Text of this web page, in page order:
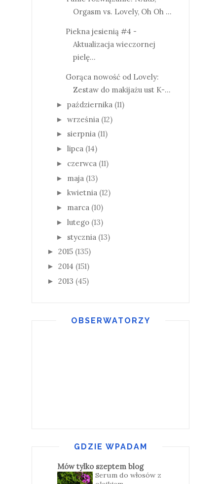
Orgasm vs. Lovely, Oh Oh ...
Piekna jesienią #4 -
Aktualizacja wieczornej
pielę...
Gorąca nowość od Lovely:
Zestaw do makijażu ust K-...
► października (11)
► września (12)
► sierpnia (11)
► lipca (14)
► czerwca (11)
► maja (13)
► kwietnia (12)
► marca (10)
► lutego (13)
► stycznia (13)
► 2015 (135)
► 2014 (151)
► 2013 (45)
OBSERWATORZY
GDZIE WPADAM
Mów tylko szeptem blog
Serum do włosów z